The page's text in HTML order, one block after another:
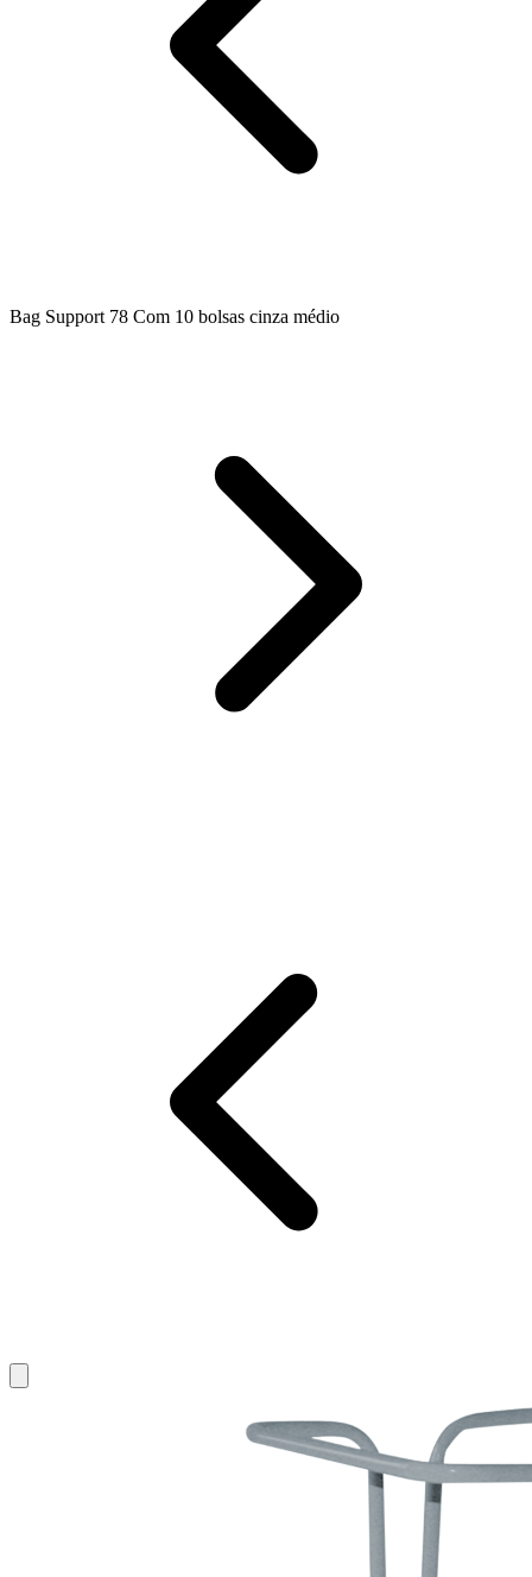
Bag Support 78 Com 10 bolsas cinza médio